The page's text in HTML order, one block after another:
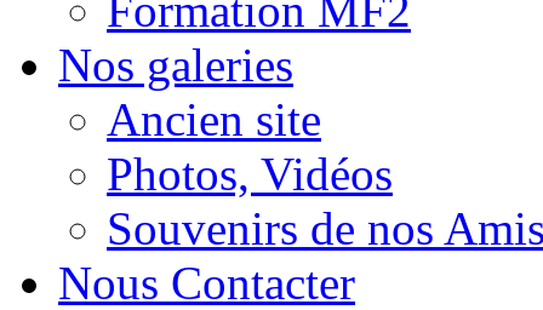
Nos galeries
Ancien site
Photos, Vidéos
Souvenirs de nos
Nous Contacter